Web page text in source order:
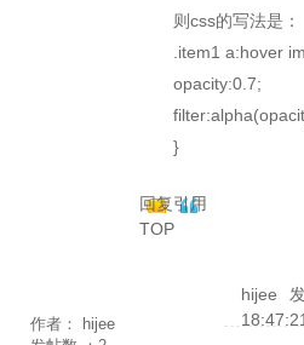
则css的写法是：
.item1 a:hover
opacity:0.7;
}
回复引用
TOP
作者：
hijee
hijee
18:47:21